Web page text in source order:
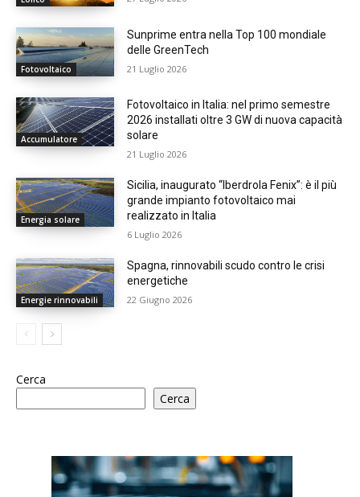
Fotovoltaico
Sunprime entra nella Top 100 mondiale
delle GreenTech
21 Luglio 2026
Accumulatore
Fotovoltaico in Italia: nel primo semestre
2026 installati oltre 3 GW di nuova capacità
solare
21 Luglio 2026
Energia solare
Sicilia, inaugurato “Iberdrola Fenix”: è il più
grande impianto fotovoltaico mai
realizzato in Italia
6 Luglio 2026
Energie rinnovabili
Spagna, rinnovabili scudo contro le crisi
energetiche
22 Giugno 2026
Cerca
Cerca